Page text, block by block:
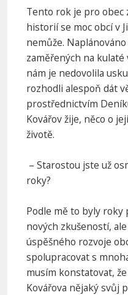
Tento rok je pro obec
historií se moc obcí v
nemůže.
zaměřených na
nám je nedovolila
rozhodli alespoň dát
prostřednictvím
Kovářov žije, něco o
životě.
– Starostou jste už
roky?
Podle mě to byly roky
nových zkušeností,
úspěšného rozvoje
spolupracovat s
musím konstatovat,
Kovářova nějaký svůj